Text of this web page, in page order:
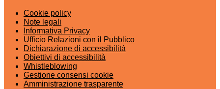
Cookie policy
Note legali
Informativa Privacy
Ufficio Relazioni con il Pubblico
Dichiarazione di accessibilità
Obiettivi di accessibilità
Whistleblowing
Gestione consensi cookie
Amministrazione trasparente